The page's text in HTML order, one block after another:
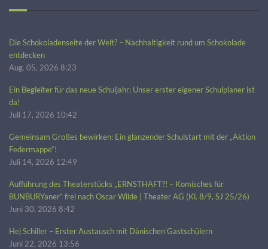
Die Schokoladenseite der Welt? – Nachhaltigkeit rund um Schokolade
entdecken
Aug. 05, 2026 8:23
Ein Begleiter für das neue Schuljahr: Unser erster eigener Schulplaner ist
da!
Juli 17, 2026 10:42
Gemeinsam Großes bewirken: Ein glänzender Schulstart mit der „Aktion
Federmappe“!
Juli 14, 2026 12:49
Aufführung des Theaterstücks „ERNSTHAFT?! – Komisches für
BUNBURYaner“ frei nach Oscar Wilde | Theater AG (Kl. 8/9, SJ 25/26)
Juni 30, 2026 8:42
Hej Schiller – Erster Austausch mit Dänischen Gastschülern
Juni 22, 2026 13:56